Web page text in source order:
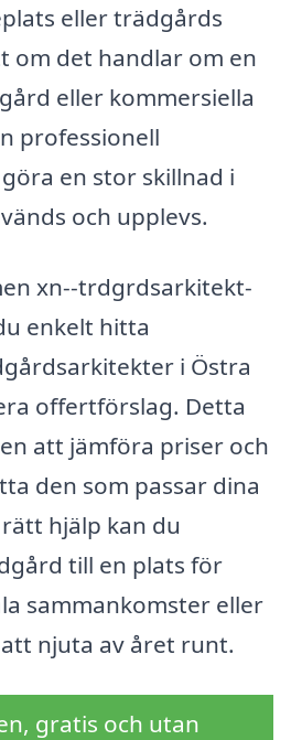
eller trädgårds
om det handlar om en
eller kommersiella
professionell
en stor skillnad i
och upplevs.
xn--trdgrdsarkitekt-
enkelt hitta
i Östra
offertförslag. Detta
att jämföra priser och
den som passar dina
hjälp kan du
till en plats för
sammankomster eller
njuta av året runt.
gratis och utan